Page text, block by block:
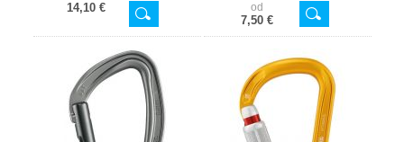
14,10 € od
7,50 €